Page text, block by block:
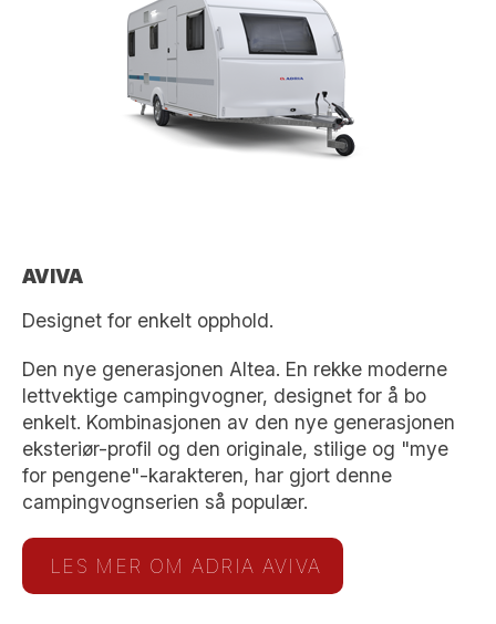
AVIVA
Designet for enkelt opphold.
Den nye generasjonen Altea. En rekke moderne
lettvektige campingvogner, designet for å bo
enkelt. Kombinasjonen av den nye generasjonen
eksteriør-profil og den originale, stilige og "mye
for pengene"-karakteren, har gjort denne
campingvognserien så populær.
LES MER OM ADRIA AVIVA